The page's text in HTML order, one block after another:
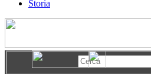
Storia